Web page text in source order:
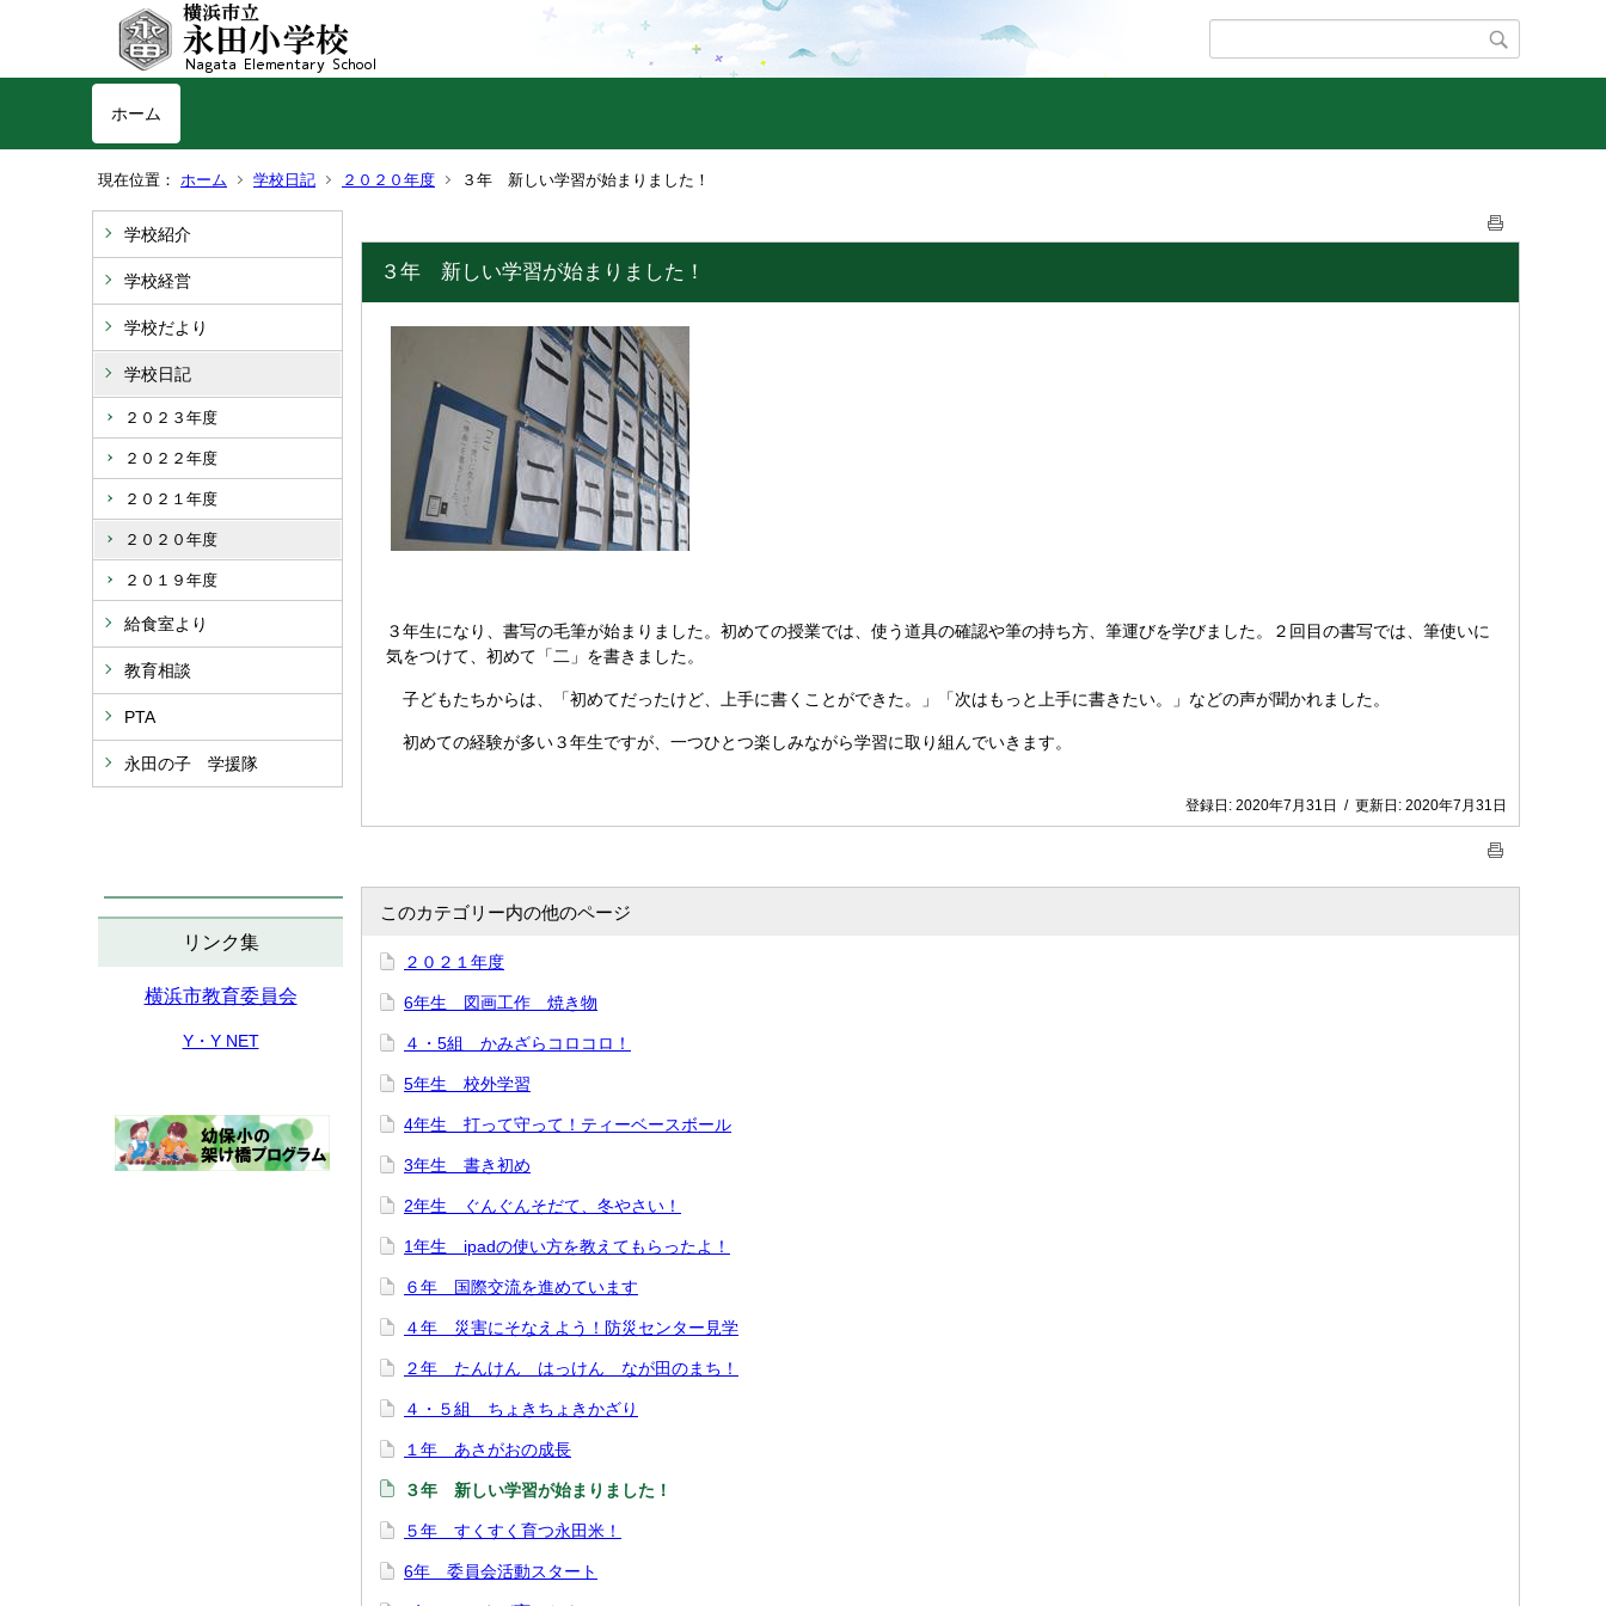
ホーム
現在位置： ホーム 学校日記 ２０２０年度 ３年 新しい学習が始まりました！
学校紹介
学校経営
学校だより
学校日記
２０２３年度
２０２２年度
２０２１年度
２０２０年度
２０１９年度
給食室より
教育相談
PTA
永田の子 学援隊
リンク集
横浜市教育委員会
Y・Y NET
３年 新しい学習が始まりました！
３年生になり、書写の毛筆が始まりました。初めての授業では、使う道具の確認や筆の持ち方、筆運びを学びました。２回目の書写では、筆使いに
気をつけて、初めて「二」を書きました。
子どもたちからは、「初めてだったけど、上手に書くことができた。」「次はもっと上手に書きたい。」などの声が聞かれました。
初めての経験が多い３年生ですが、一つひとつ楽しみながら学習に取り組んでいきます。
登録日: 2020年7月31日 / 更新日: 2020年7月31日
このカテゴリー内の他のページ
２０２１年度
6年生 図画工作 焼き物
４・5組 かみざらコロコロ！
5年生 校外学習
4年生 打って守って！ティーベースボール
3年生 書き初め
2年生 ぐんぐんそだて、冬やさい！
1年生 ipadの使い方を教えてもらったよ！
６年 国際交流を進めています
４年 災害にそなえよう！防災センター見学
２年 たんけん はっけん なが田のまち！
４・５組 ちょきちょきかざり
１年 あさがおの成長
３年 新しい学習が始まりました！
５年 すくすく育つ永田米！
6年 委員会活動スタート